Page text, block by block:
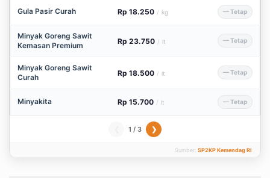
Gula Pasir Curah Rp 18.250 / kg — Tetap
Minyak Goreng Sawit
Kemasan Premium
Rp 23.750 / lt — Tetap
Minyak Goreng Sawit
Curah
Rp 18.500 / lt — Tetap
Minyakita Rp 15.700 / lt — Tetap
1 / 3 ❯
Sumber: SP2KP Kemendag RI